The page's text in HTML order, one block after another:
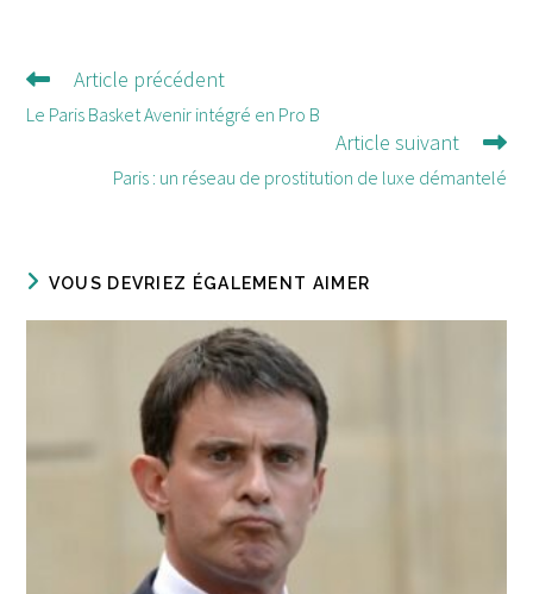
Lire
d'autres
Article précédent
Le Paris Basket Avenir intégré en Pro B
Article suivant
Paris : un réseau de prostitution de luxe démantelé
VOUS DEVRIEZ ÉGALEMENT AIMER